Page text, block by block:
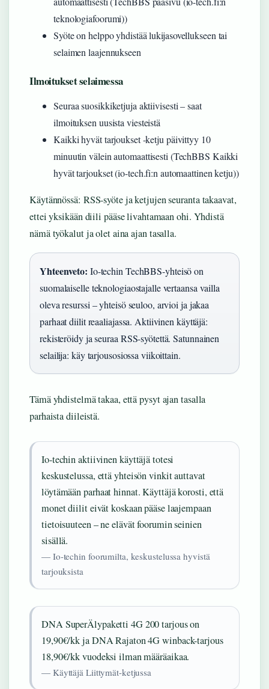
teknologiafoorumi))
Syöte on helppo yhdistää lukijasovellukseen tai
selaimen laajennukseen
Ilmoitukset selaimessa
Seuraa suosikkiketjuja aktiivisesti – saat
ilmoituksen uusista viesteistä
Kaikki hyvät tarjoukset -ketju päivittyy 10
minuutin välein automaattisesti (TechBBS Kaikki
hyvät tarjoukset (io-tech.fi:n automaattinen ketju))
Käytännössä: RSS-syöte ja ketjujen seuranta takaavat,
ettei yksikään diili pääse livahtamaan ohi. Yhdistä
nämä työkalut ja olet aina ajan tasalla.
Yhteenveto: Io-techin TechBBS-yhteisö on
suomalaiselle teknologiaostajalle vertaansa vailla
oleva resurssi – yhteisö seuloo, arvioi ja jakaa
parhaat diilit reaaliajassa. Aktiivinen käyttäjä:
rekisteröidy ja seuraa RSS-syötettä. Satunnainen
selailija: käy tarjousosiossa viikoittain.
Tämä yhdistelmä takaa, että pysyt ajan tasalla
parhaista diileistä.
Io-techin aktiivinen käyttäjä totesi
keskustelussa, että yhteisön vinkit auttavat
löytämään parhaat hinnat. Käyttäjä korosti, että
monet diilit eivät koskaan pääse laajempaan
tietoisuuteen – ne elävät foorumin seinien
sisällä.
— Io-techin foorumilta, keskustelussa hyvistä
tarjouksista
DNA SuperÄlypaketti 4G 200 tarjous on
19,90€/kk ja DNA Rajaton 4G winback-tarjous
18,90€/kk vuodeksi ilman määräaikaa.
— Käyttäjä Liittymät-ketjussa